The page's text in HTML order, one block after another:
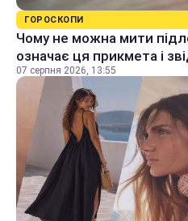
ГОРОСКОПИ
Чому не можна мити
означає ця прикмета і
07 серпня 2026, 13:55